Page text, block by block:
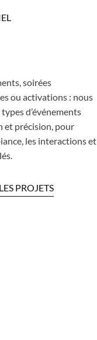
soirées
ou activations : nous
d’événements
et précision, pour
les interactions et
PROJETS